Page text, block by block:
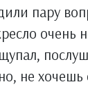
пару
очень
не хочешь